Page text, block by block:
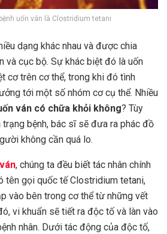
uốn ván là Clostridium tetani
dạng khác nhau và được chia
và cục bộ. Sự khác biệt đó là uốn
cơ trên cơ thể, trong khi đó tình
tới một số nhóm cơ cụ thể. Nhiều
ván có chữa khỏi không? Tùy
bệnh, bác sĩ sẽ đưa ra phác đồ
không cần quá lo.
, chúng ta đều biết tác nhân chính
tên gọi quốc tế Clostridium tetani,
vào bên trong cơ thể từ những vết
vi khuẩn sẽ tiết ra độc tố và làn vào
nhân. Dưới tác động của độc tố,